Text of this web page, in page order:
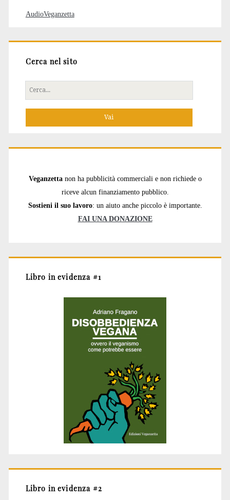
AudioVeganzetta
Cerca nel sito
Cerca
per:
Veganzetta non ha pubblicità commerciali e non richiede o
riceve alcun finanziamento pubblico.
Sostieni il suo lavoro: un aiuto anche piccolo è importante.
FAI UNA DONAZIONE
Libro in evidenza #1
Libro in evidenza #2